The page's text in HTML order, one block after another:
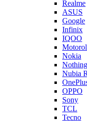
Realme
ASUS
Google
Infinix
IQOO
Nokia
Nubia
OPPO
Sony
TCL
Tecno